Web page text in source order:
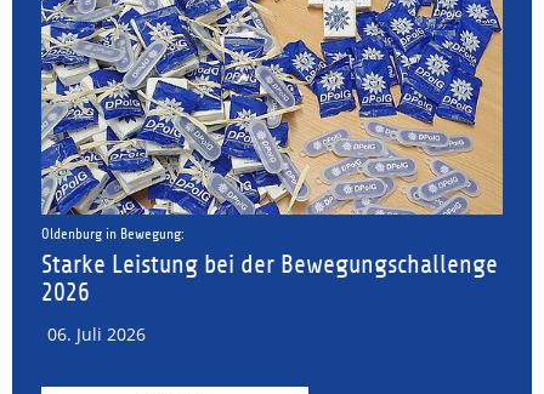
Oldenburg in Bewegung:
Starke Leistung bei der Bewegungschallenge
2026
06. Juli 2026